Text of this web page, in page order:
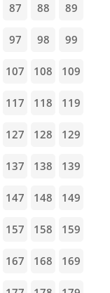
87 88 89
97 98 99
107 108 109
117 118 119
127 128 129
137 138 139
147 148 149
157 158 159
167 168 169